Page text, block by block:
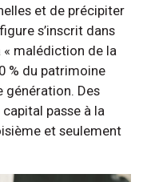
et de précipiter
s’inscrit dans
« malédiction de la
% du patrimoine
génération. Des
passe à la
et seulement